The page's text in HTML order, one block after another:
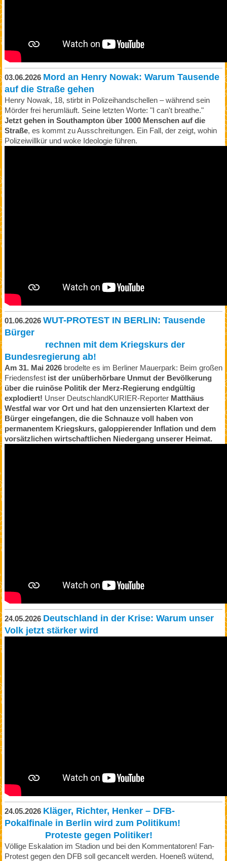
03.06.2026 Mord an Henry Nowak: Warum Tausende
auf die Straße gehen
Henry Nowak, 18, stirbt in Polizeihandschellen – während sein
Mörder frei herumläuft. Seine letzten Worte: "I can't breathe."
Jetzt gehen in Southampton über 1000 Menschen auf die
Straße, es kommt zu Ausschreitungen. Ein Fall, der zeigt, wohin
Polizeiwillkür und woke Ideologie führen.
01.06.2026 WUT-PROTEST IN BERLIN: Tausende
Bürger
rechnen mit dem Kriegskurs der
Bundesregierung ab!
Am 31. Mai 2026brodelte es im Berliner Mauerpark: Beim großen
Friedensfest ist der unüberhörbare Unmut der Bevölkerung
über die ruinöse Politik der Merz-Regierung endgültig
explodiert! Unser DeutschlandKURIER-Reporter Matthäus
Westfal war vor Ort und hat den unzensierten Klartext der
Bürger eingefangen, die die Schnauze voll haben von
permanentem Kriegskurs, galoppierender Inflation und dem
vorsätzlichen wirtschaftlichen Niedergang unserer Heimat.
24.05.2026 Deutschland in der Krise: Warum unser
Volk jetzt stärker wird
24.05.2026 Kläger, Richter, Henker – DFB-
Pokalfinale in Berlin wird zum Politikum!
Proteste gegen Politiker!
Völlige Eskalation im Stadion und bei den Kommentatoren! Fan-
Protest gegen den DFB soll gecancelt werden. Hoeneß wütend,